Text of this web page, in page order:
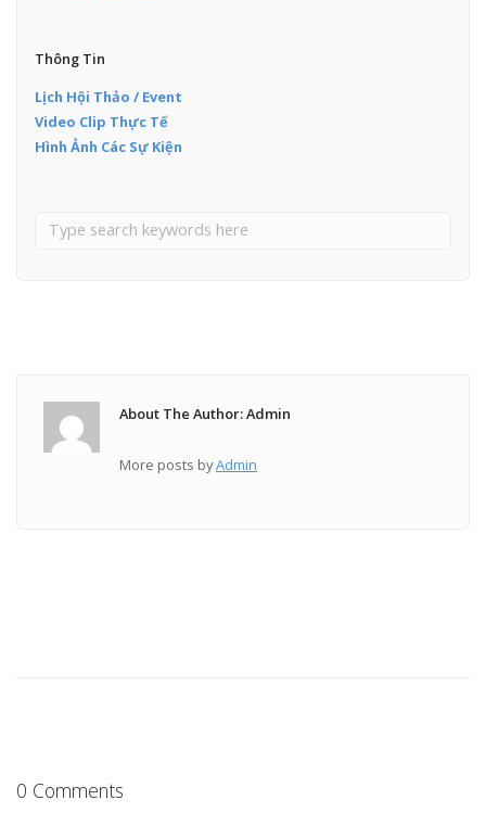
Thông Tin
Lịch Hội Thảo / Event
Video Clip Thực Tế
Hình Ảnh Các Sự Kiện
About The Author: Admin
More posts byAdmin
0 Comments